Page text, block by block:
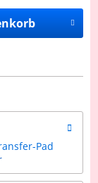
Pad